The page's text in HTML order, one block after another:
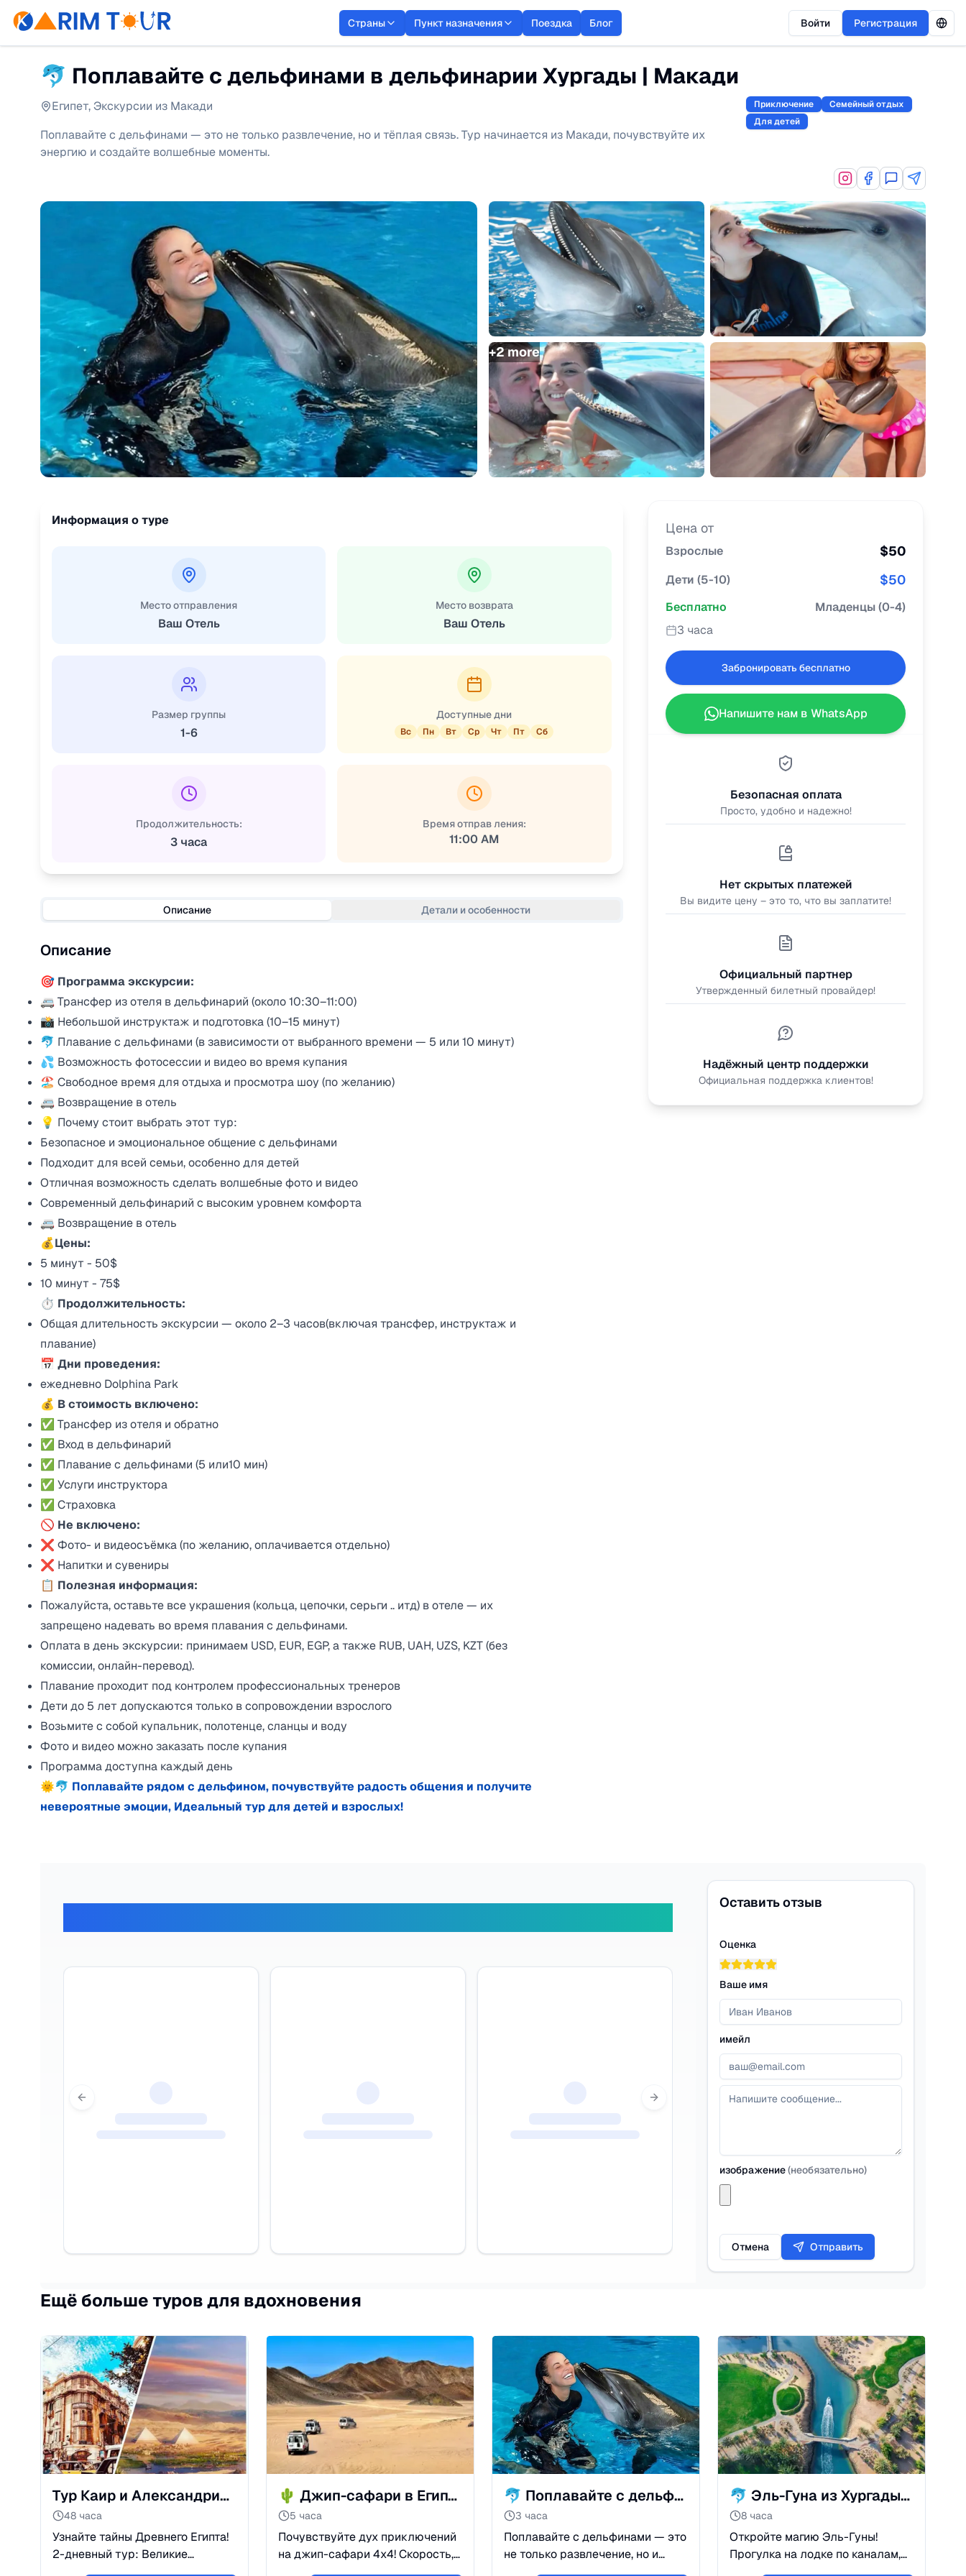
Страны Пункт назначения Поездка Блог Войти Регистрация
🐬 Поплавайте с дельфинами в дельфинарии Хургады | Макади
Египет,Экскурсии из Макади
Поплавайте с дельфинами — это не только развлечение, но и тёплая связь. Тур начинается из Макади, почувствуйте их
энергию и создайте волшебные моменты.
Приключение
Семейный отдых
Для детей
+2more
Информация о туре
Место отправления
Ваш Отель
Место возврата
Ваш Отель
Размер группы
1-6
Доступные дни
Вс Пн Вт Ср Чт Пт Сб
Продолжительность:
3 часа
Время отправ ления:
11:00 AM
Описание Детали и особенности
Описание
🎯 Программа экскурсии:
🚐 Трансфер из отеля в дельфинарий (около 10:30–11:00)
📸 Небольшой инструктаж и подготовка (10–15 минут)
🐬 Плавание с дельфинами (в зависимости от выбранного времени — 5 или 10 минут)
💦 Возможность фотосессии и видео во время купания
🏖️ Свободное время для отдыха и просмотра шоу (по желанию)
🚐 Возвращение в отель
💡 Почему стоит выбрать этот тур:
Безопасное и эмоциональное общение с дельфинами
Подходит для всей семьи, особенно для детей
Отличная возможность сделать волшебные фото и видео
Современный дельфинарий с высоким уровнем комфорта
🚐 Возвращение в отель
💰Цены:
5 минут - 50$
10 минут - 75$
⏱️ Продолжительность:
Общая длительность экскурсии — около 2–3 часов(включая трансфер, инструктаж и
плавание)
📅 Дни проведения:
ежедневно Dolphina Park
💰 В стоимость включено:
✅ Трансфер из отеля и обратно
✅ Вход в дельфинарий
✅ Плавание с дельфинами (5 или10 мин)
✅ Услуги инструктора
✅ Страховка
🚫 Не включено:
❌ Фото- и видеосъёмка (по желанию, оплачивается отдельно)
❌ Напитки и сувениры
📋 Полезная информация:
Пожалуйста, оставьте все украшения (кольца, цепочки, серьги .. итд) в отеле — их
запрещено надевать во время плавания с дельфинами.
Оплата в день экскурсии: принимаем USD, EUR, EGP, а также RUB, UAH, UZS, KZT (без
комиссии, онлайн-перевод).
Плавание проходит под контролем профессиональных тренеров
Дети до 5 лет допускаются только в сопровождении взрослого
Возьмите с собой купальник, полотенце, сланцы и воду
Фото и видео можно заказать после купания
Программа доступна каждый день
🌞🐬 Поплавайте рядом с дельфином, почувствуйте радость общения и получите
невероятные эмоции, Идеальный тур для детей и взрослых!
Цена от
Взрослые $50
Дети (5-10) $50
Бесплатно Младенцы(0-4)
3 часа
Забронировать бесплатно
Напишите нам в WhatsApp
Безопасная оплата
Просто, удобно и надежно!
Нет скрытых платежей
Вы видите цену – это то, что вы заплатите!
Официальный партнер
Утвержденный билетный провайдер!
Надёжный центр поддержки
Официальная поддержка клиентов!
Previous slide Next slide
Оставить отзыв
Оценка
Ваше имя
имейл
изображение(необязательно)
Отмена Отправить
Ещё больше туров для вдохновения
Тур Каир и Александрия: Пирамиды за 2 дня
48 часа
Узнайте тайны Древнего Египта!
2-дневный тур: Великие
Пирамиды в Каире и морской
🌵 Джип-сафари в Египте: Приключение в пустыне Сахара
5 часа
Почувствуйте дух приключений
на джип-сафари 4х4! Скорость,
свобода и магия Сахары. Визит к
🐬 Поплавайте с дельфинами в дельфинарии Хургады | Макади
3 часа
Поплавайте с дельфинами — это
не только развлечение, но и
тёплая связь. Тур начинается из
🐬 Эль-Гуна из Хургады: Экскурсия в «Египетскую Венецию»
8 часа
Откройте магию Эль-Гуны!
Прогулка на лодке по каналам,
сноркелинг у рифов и отдых в